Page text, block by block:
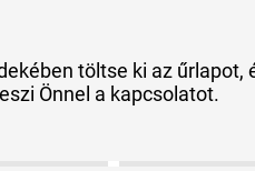
töltse ki az űrlapot,
Önnel a kapcsolatot.